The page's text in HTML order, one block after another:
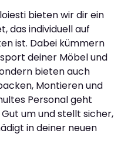
bieten wir dir ein
das individuell auf
ist. Dabei kümmern
deiner Möbel und
bieten auch
Montieren und
Personal geht
um und stellt sicher,
in deiner neuen